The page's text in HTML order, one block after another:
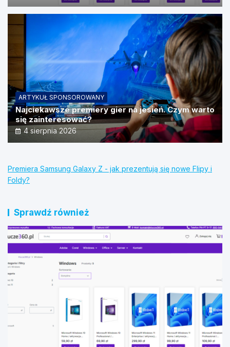
ARTYKUŁ SPONSOROWANY
Najciekawsze premiery gier na jesień. Czym warto
się zainteresować?
4 sierpnia 2026
Premiera Samsung Galaxy Z - jak prezentują się nowe Flipy i
Foldy?
Sprawdź również